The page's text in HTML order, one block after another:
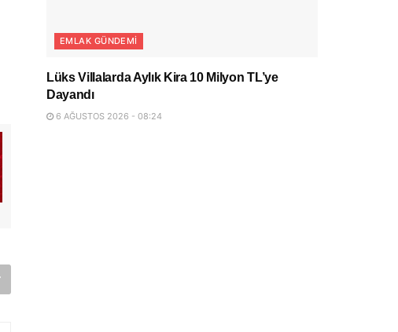
EMLAK GÜNDEMI
Lüks Villalarda Aylık Kira 10 Milyon TL’ye
Dayandı
6 AĞUSTOS 2026 - 08:24